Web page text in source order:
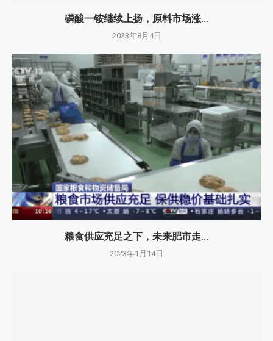
磷酸一铵继续上扬，原料市场涨...
2023年8月4日
粮食供应充足之下，未来肥市走...
2023年1月14日